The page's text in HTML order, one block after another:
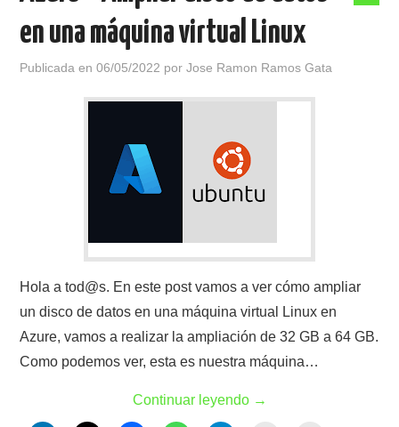
en una máquina virtual Linux
Publicada en06/05/2022 porJose Ramon Ramos Gata
Hola a tod@s. En este post vamos a ver cómo ampliar
un disco de datos en una máquina virtual Linux en
Azure, vamos a realizar la ampliación de 32 GB a 64 GB.
Como podemos ver, esta es nuestra máquina…
Continuar leyendo →